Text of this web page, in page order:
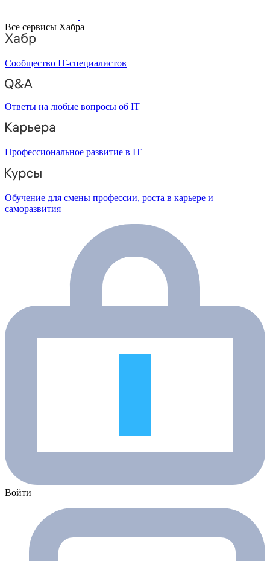
Все сервисы Хабра
Сообщество IT-специалистов
Ответы на любые вопросы об IT
Профессиональное развитие в IT
Обучение для смены профессии, роста в карьере и
саморазвития
Войти